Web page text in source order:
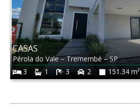
CASAS
Pérola do Vale–Tremembé–SP
3
1 3 2 151.34 m²